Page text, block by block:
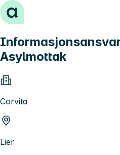
Hopp til innhold
Asylmottak
Corvita
Lier